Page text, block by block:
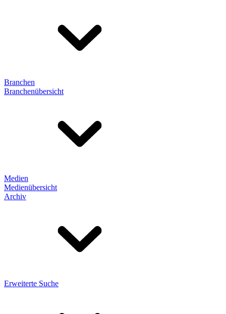
Branchen
Branchenübersicht
Medien
Medienübersicht
Archiv
Erweiterte Suche